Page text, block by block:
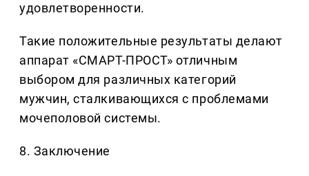
удовлетворенности.
Такие положительные результаты делают
аппарат «СМАРТ-ПРОСТ» отличным
выбором для различных категорий
мужчин, сталкивающихся с проблемами
мочеполовой системы.
8. Заключение